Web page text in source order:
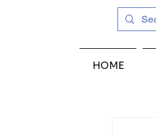
HOME